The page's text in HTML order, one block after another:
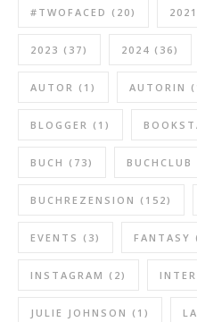
#TWOFACED (20) 2021
2023 (37) 2024 (36)
AUTOR (1) AUTORIN
BLOGGER (1)
BUCH (73) BUCHCLUB
BUCHREZENSION (152)
EVENTS (3) FANTASY
INSTAGRAM (2)
JULIE JOHNSON (1)